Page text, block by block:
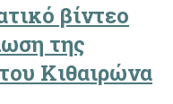
βίντεο
της
Κιθαιρώνα